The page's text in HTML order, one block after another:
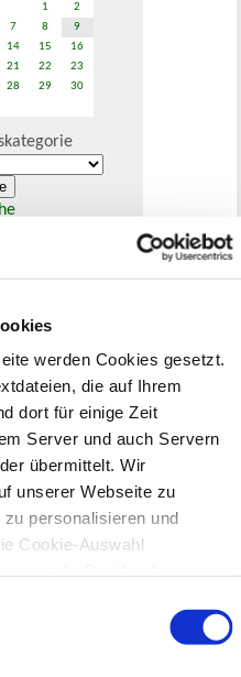
werden Cookies gesetzt.
die auf Ihrem
dort für einige Zeit
Server und auch Servern
übermittelt. Wir
unserer Webseite zu
personalisieren und
Cookie-Auswahl
verarbeiten.
1
2
7 8
9
14 15
16
21 22
23
28 29
30
verschiedene